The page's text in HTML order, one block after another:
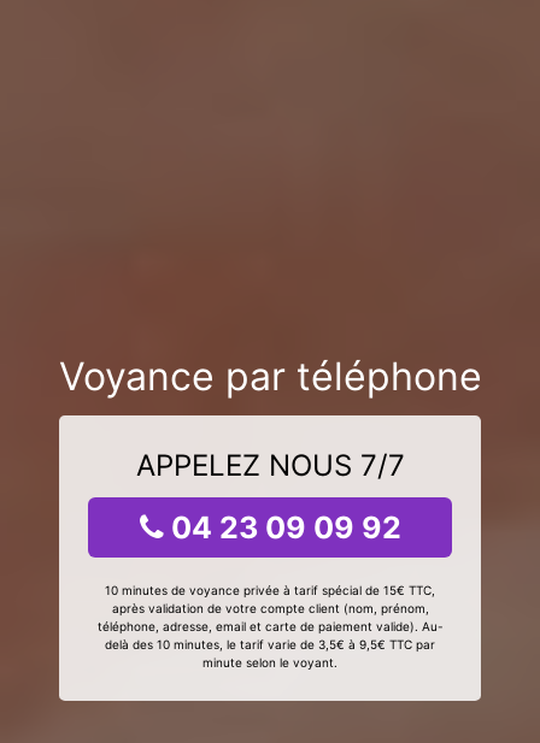
Voyance par téléphone
APPELEZ NOUS 7/7
04 23 09 09 92
10 minutes de voyance privée à tarif spécial de 15€ TTC,
après validation de votre compte client (nom, prénom,
téléphone, adresse, email et carte de paiement valide). Au-
delà des 10 minutes, le tarif varie de 3,5€ à 9,5€ TTC par
minute selon le voyant.